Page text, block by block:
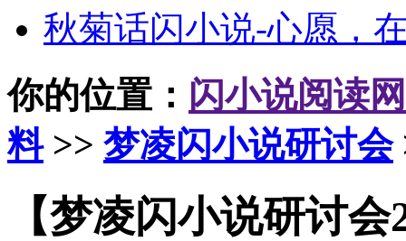
秋菊话闪小说-心愿，
你的位置： 闪小说阅读网
料>> 梦凌闪小说研讨会
【梦凌闪小说研讨